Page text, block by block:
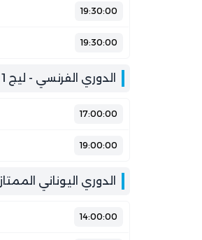
19:30:00
19:30:00
الدوري الفرنسي - ليج 1
17:00:00
19:00:00
الدوري اليوناني الممتاز
14:00:00